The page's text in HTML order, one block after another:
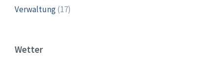
Verwaltung(17)
Wetter